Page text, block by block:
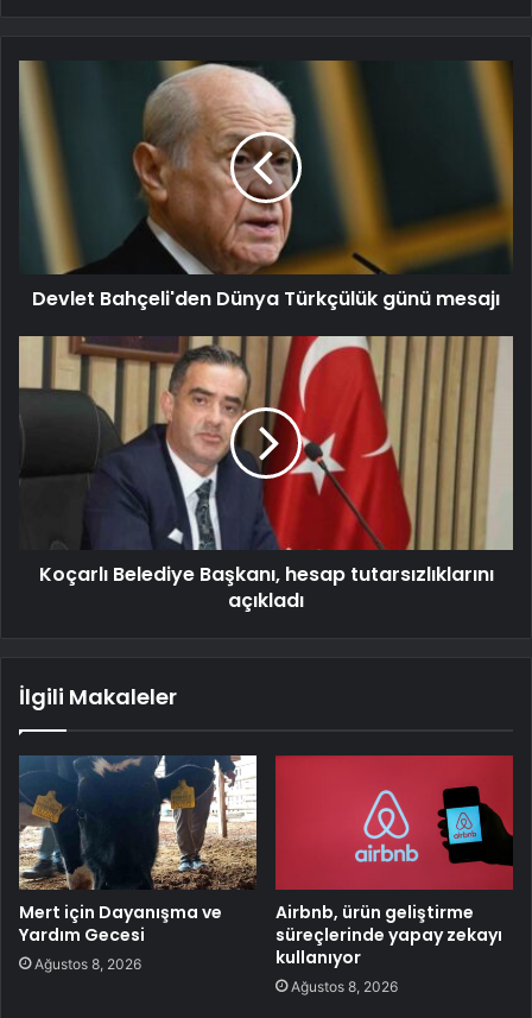
Devlet Bahçeli'den Dünya Türkçülük günü mesajı
Koçarlı Belediye Başkanı, hesap tutarsızlıklarını
açıkladı
İlgili Makaleler
Mert için Dayanışma ve
Yardım Gecesi
Ağustos 8, 2026
Airbnb, ürün geliştirme
süreçlerinde yapay zekayı
kullanıyor
Ağustos 8, 2026